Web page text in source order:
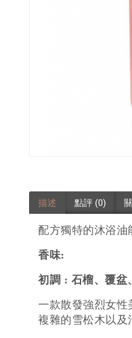
描述 點評 (0)
配方獨特的沐浴油
香味:
初調 : 石榴、覆盆
一款散發強烈女
複雜的雪松木以及